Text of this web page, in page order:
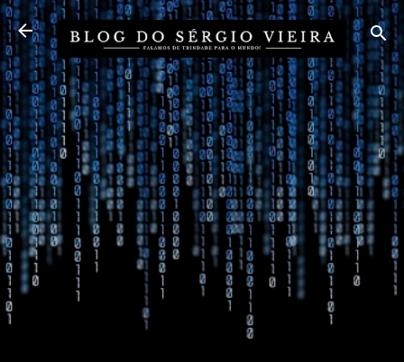
Pular para o conteúdo principal